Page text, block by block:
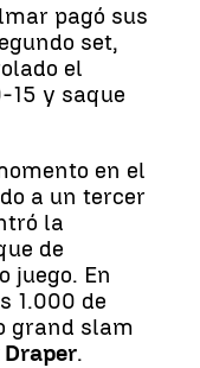
pagó sus
set,
el
y saque
en el
a un tercer
la
de
juego. En
1.000 de
grand slam
Draper.